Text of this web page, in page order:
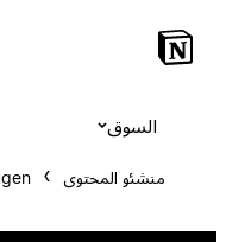
منشئو المحتوى Yugen